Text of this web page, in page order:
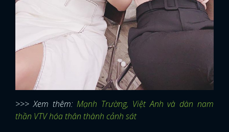
>>> Xem thêm:Mạnh Trường, Việt Anh và dàn nam
thần VTV hóa thân thành cảnh sát